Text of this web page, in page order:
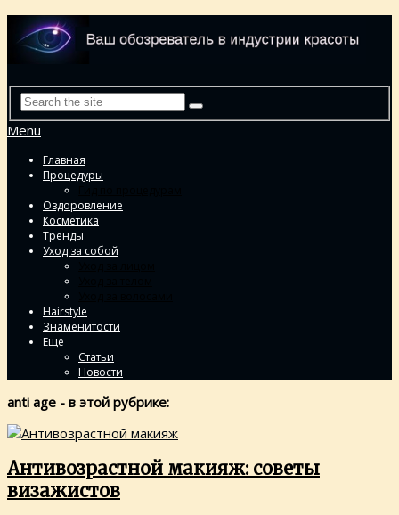
Menu
Главная
Процедуры
Оздоровление
Косметика
Тренды
Уход за собой
Hairstyle
Знаменитости
Еще
Статьи
Новости
anti age - в этой рубрике:
Антивозрастной макияж: советы
визажистов